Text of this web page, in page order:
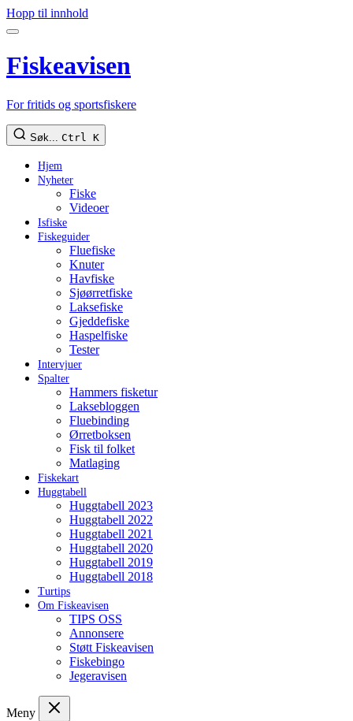
Hopp til innhold
Fiskeavisen
For fritids og sportsfiskere
Søk... Ctrl K
Hjem
Nyheter
Fiske
Videoer
Isfiske
Fiskeguider
Fluefiske
Knuter
Havfiske
Sjøørretfiske
Laksefiske
Gjeddefiske
Haspelfiske
Tester
Intervjuer
Spalter
Hammers fisketur
Laksebloggen
Fluebinding
Ørretboksen
Fisk til folket
Matlaging
Fiskekart
Huggtabell
Huggtabell 2023
Huggtabell 2022
Huggtabell 2021
Huggtabell 2020
Huggtabell 2019
Huggtabell 2018
Turtips
Om Fiskeavisen
TIPS OSS
Annonsere
Støtt Fiskeavisen
Fiskebingo
Jegeravisen
Meny